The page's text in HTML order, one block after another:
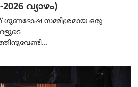
വ്യാഴം)
ഗുണദോഷ സമ്മിശ്രമായ ഒരു